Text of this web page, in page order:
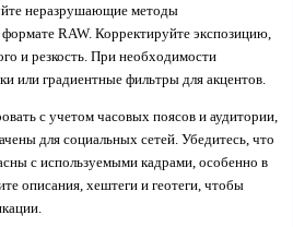
неразрушающие методы
формате RAW. Корректируйте экспозицию,
и резкость. При необходимости
или градиентные фильтры для акцентов.
с учетом часовых поясов и аудитории,
для социальных сетей. Убедитесь, что
с используемыми кадрами, особенно в
описания, хештеги и геотеги, чтобы